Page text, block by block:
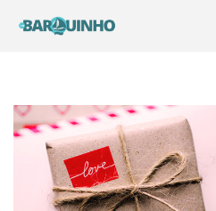
conteúdo